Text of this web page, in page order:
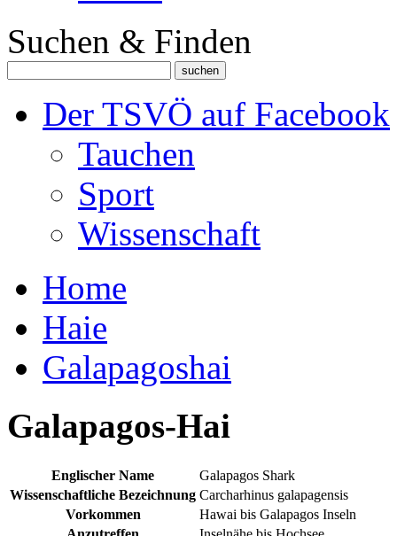
Suchen & Finden
Der TSVÖ auf Facebook
Tauchen
Sport
Wissenschaft
Home
Haie
Galapagoshai
Galapagos-Hai
Englischer Name
Galapagos Shark
Wissenschaftliche Bezeichnung Carcharhinus galapagensis
Vorkommen
Hawai bis Galapagos Inseln